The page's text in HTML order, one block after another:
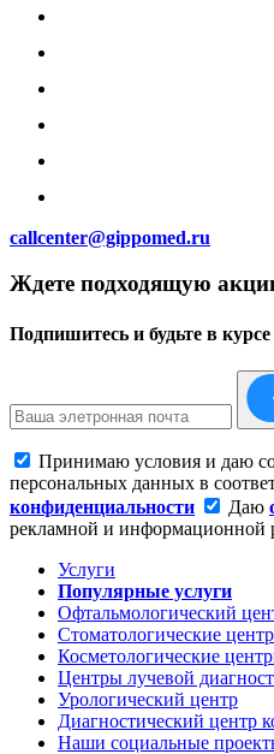
callcenter@gippomed.ru
Ждете подходящую
Подпишитесь и будьте в
Принимаю условия и даю
персональных данных в
конфиденциальности
Даю
рекламной и информационной
Услуги
Популярные услуги
Офтальмологический
Стоматологические
Косметологические
Центры лучевой
Урологический центр
Диагностический центр
Наши социальные